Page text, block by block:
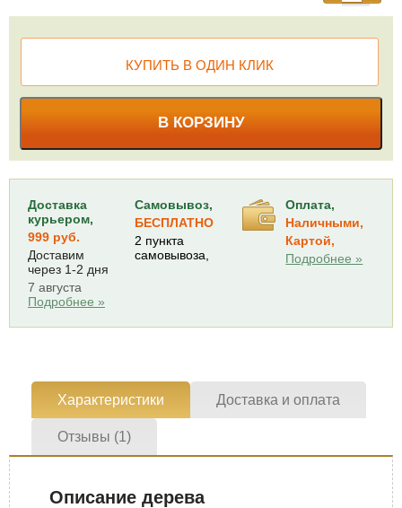
В КОРЗИНУ
КУПИТЬ В ОДИН КЛИК
Доставка
курьером,
999 руб.
Доставим
через 1-2 дня
7 августа
Подробнее »
Самовывоз,
БЕСПЛАТНО
2 пункта
самовывоза,
Оплата,
Наличными,
Картой,
Подробнее »
Характеристики Доставка и оплата
Отзывы (1)
Описание дерева